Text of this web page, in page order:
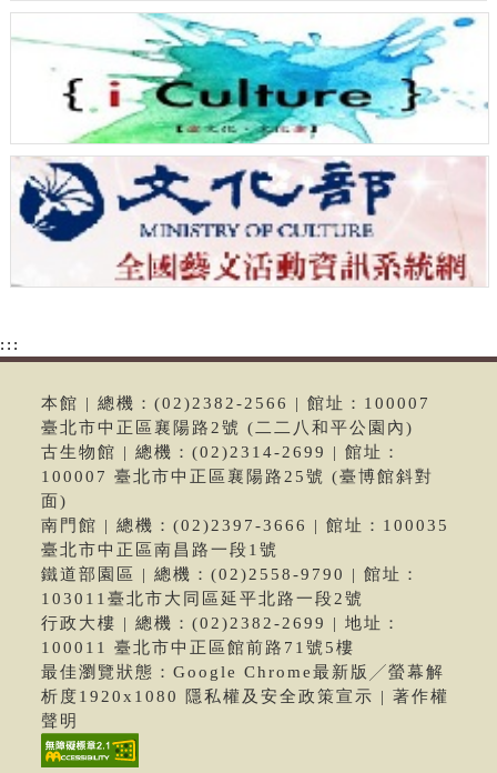
:::
本館 | 總機：(02)2382-2566 | 館址：100007
臺北市中正區襄陽路2號 (二二八和平公園內)
古生物館 | 總機：(02)2314-2699 | 館址：
100007 臺北市中正區襄陽路25號 (臺博館斜對
面)
南門館 | 總機：(02)2397-3666 | 館址：100035
臺北市中正區南昌路一段1號
鐵道部園區 | 總機：(02)2558-9790 | 館址：
103011臺北市大同區延平北路一段2號
行政大樓 | 總機：(02)2382-2699 | 地址：
100011 臺北市中正區館前路71號5樓
最佳瀏覽狀態：Google Chrome最新版╱螢幕解
析度1920x1080 隱私權及安全政策宣示 | 著作權
聲明